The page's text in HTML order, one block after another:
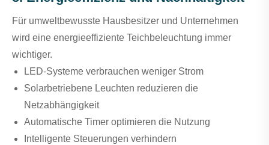
Für umweltbewusste Hausbesitzer und Unternehmen
wird eine energieeffiziente Teichbeleuchtung immer
wichtiger.
LED-Systeme verbrauchen weniger Strom
Solarbetriebene Leuchten reduzieren die
Netzabhängigkeit
Automatische Timer optimieren die Nutzung
Intelligente Steuerungen verhindern